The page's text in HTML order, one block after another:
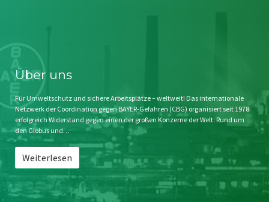
Kontakt
Impressum
Störfälle
Stichwort BAYER
Jahrestagung
SPENDEN
Über uns
Für Umweltschutz und sichere Arbeitsplätze – weltweit! Das internationale
Netzwerk der Coordination gegen BAYER-Gefahren (CBG) organisiert seit 1978
erfolgreich Widerstand gegen einen der großen Konzerne der Welt. Rund um
den Globus und…
Weiterlesen